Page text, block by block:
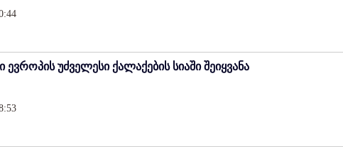
ევროპის უძველესი ქალაქების სიაში შეიყვანა